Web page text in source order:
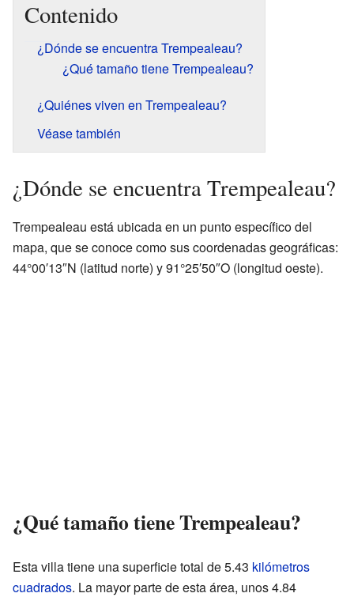
Contenido
¿Dónde se encuentra Trempealeau?
¿Qué tamaño tiene Trempealeau?
¿Quiénes viven en Trempealeau?
Véase también
¿Dónde se encuentra Trempealeau?
Trempealeau está ubicada en un punto específico del
mapa, que se conoce como sus coordenadas geográficas:
44°00′13″N (latitud norte) y 91°25′50″O (longitud oeste).
¿Qué tamaño tiene Trempealeau?
Esta villa tiene una superficie total de 5.43 kilómetros
cuadrados. La mayor parte de esta área, unos 4.84